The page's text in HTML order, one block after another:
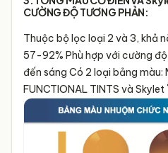
CƯỜNG ĐỘ TƯƠNG PHẢN:
Thuộc bộ lọc loại 2 và 3, khả
57-92% Phù hợp với cường độ ánh sáng từ trung bình
đến sáng Có 2 loại bảng màu: Màu chống nắng cổ điển -
FUNCTIONAL TINTS và Skylet